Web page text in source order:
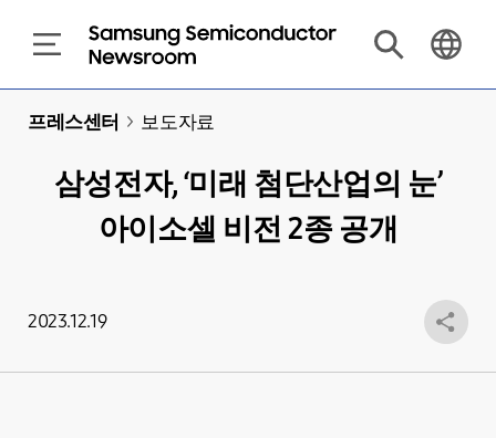
프레스센터 > 보도자료
삼성전자, ‘미래 첨단산업의 눈’
아이소셀 비전 2종 공개
2023.12.19